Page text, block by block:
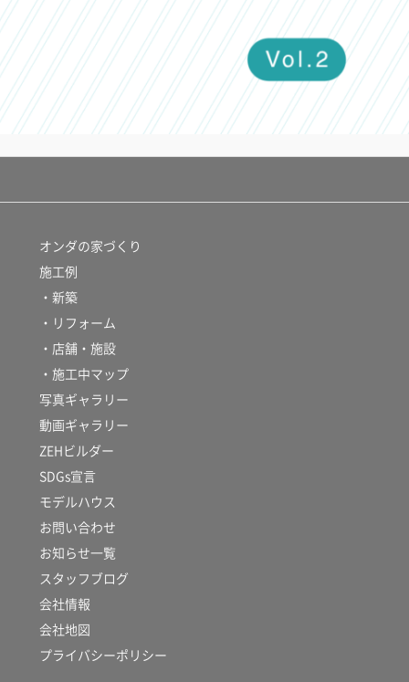
オンダの家づくり
施工例
・新築
・リフォーム
・店舗・施設
・施工中マップ
写真ギャラリー
動画ギャラリー
ZEHビルダー
SDGs宣言
モデルハウス
お問い合わせ
お知らせ一覧
スタッフブログ
会社情報
会社地図
プライバシーポリシー